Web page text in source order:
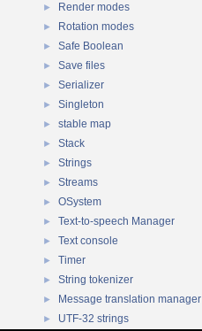
► Render modes
► Rotation modes
► Safe Boolean
► Save files
► Serializer
► Singleton
► stable map
► Stack
► Strings
► Streams
► OSystem
► Text-to-speech Manager
► Text console
► Timer
► String tokenizer
► Message translation manager
► UTF-32 strings